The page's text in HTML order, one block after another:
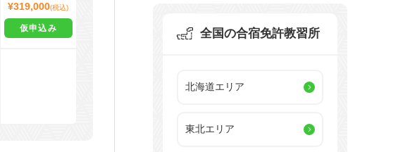
¥319,000(税込)
仮申込み 全国の合宿免許教習所
北海道エリア
東北エリア